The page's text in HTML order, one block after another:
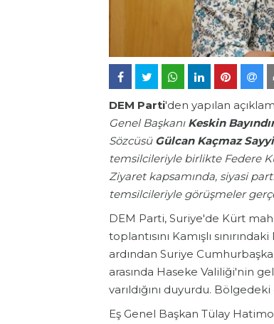
DEM Parti'den yapılan
Genel Başkanı Keskin
Sözcüsü Gülcan Kaçmaz
temsilcileriyle birlikte Federe
Ziyaret kapsamında, siyasi
temsilcileriyle görüşmeler
DEM Parti, Suriye'de Kürt
toplantısını Kamışlı
ardından Suriye
arasında Haseke Valiliği'nin
varıldığını duyurdu.
Eş Genel Başkan Tülay